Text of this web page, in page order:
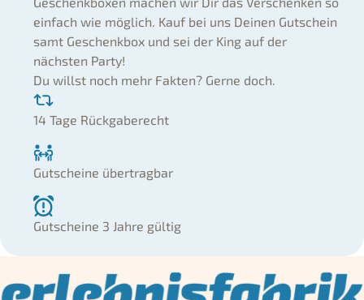
einfach wie möglich. Kauf bei uns Deinen Gutschein
samt Geschenkbox und sei der King auf der
nächsten Party!
Du willst noch mehr Fakten? Gerne doch.
14 Tage Rückgaberecht
Gutscheine übertragbar
Gutscheine 3 Jahre gültig